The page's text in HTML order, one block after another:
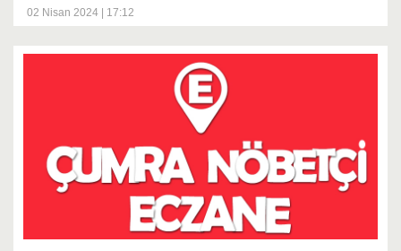
02 Nisan 2024 | 17:12